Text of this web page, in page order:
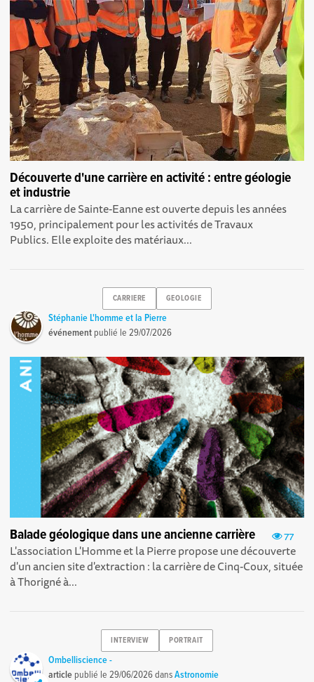
Découverte d'une carrière en activité : entre géologie
et industrie
La carrière de Sainte-Eanne est ouverte depuis les années
1950, principalement pour les activités de Travaux
Publics. Elle exploite des matériaux...
CARRIERE GEOLOGIE
Stéphanie L'homme et la Pierre
événement publié le29/07/2026
77
Balade géologique dans une ancienne carrière
L'association L'Homme et la Pierre propose une découverte
d'un ancien site d'extraction : la carrière de Cinq-Coux, située
à Thorigné à...
INTERVIEW PORTRAIT
Ombelliscience -
article publié le29/06/2026dansAstronomie